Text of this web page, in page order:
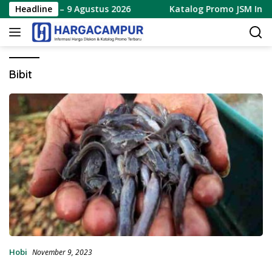
Langsung
ke
konten
Headline7 – 9 Agustus 2026 Katalog Promo JSM
Bibit
Hobi November 9, 2023